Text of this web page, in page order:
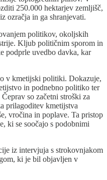
250.000 hektarjev zemljišč,
ozračja in ga shranjevati.
politikov, okoljskih
Kljub političnim sporom in
podprle uvedbo davka, kar
v kmetijski politiki. Dokazuje,
in podnebno politiko ter
so začetni stroški za
prilagoditev kmetijstva
vročina in poplave. Ta pristop
ki se soočajo s podobnimi
iz intervjuja s strokovnjakom
ki je bil objavljen v